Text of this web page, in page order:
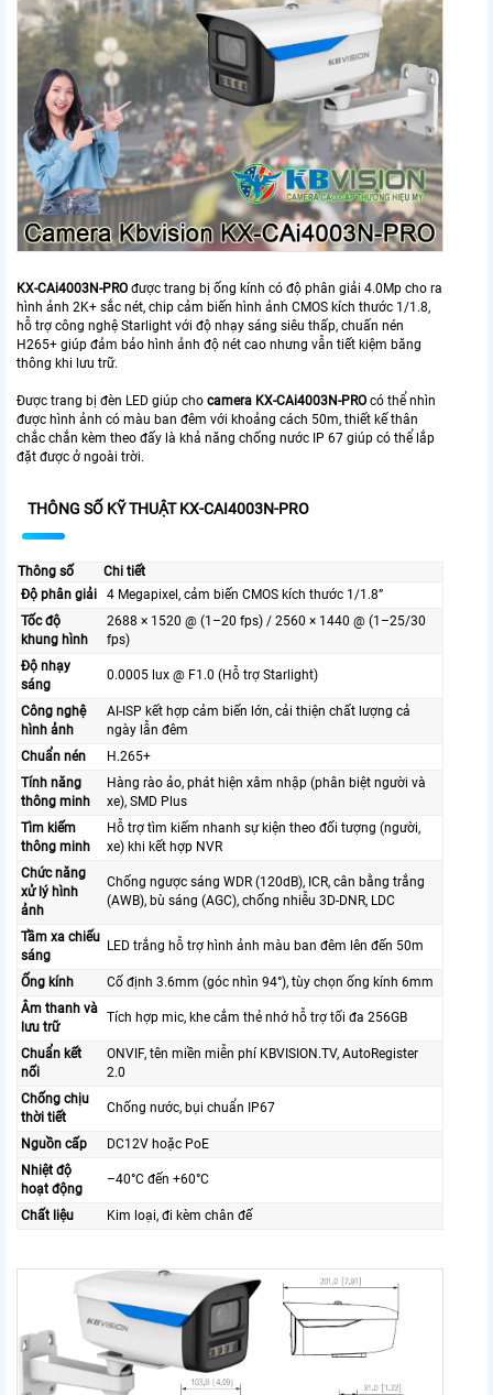
KX-CAi4003N-PRO được trang bị ống kính có độ phân giải 4.0Mp cho ra
hình ảnh 2K+ sắc nét, chip cảm biến hình ảnh CMOS kích thước 1/1.8,
hỗ trợ công nghệ Starlight với độ nhạy sáng siêu thấp, chuấn nén
H265+ giúp đảm bảo hình ảnh độ nét cao nhưng vẫn tiết kiệm băng
thông khi lưu trữ.
Được trang bị đèn LED giúp cho camera KX-CAi4003N-PRO có thể nhìn
được hình ảnh có màu ban đêm với khoảng cách 50m, thiết kế thân
chắc chắn kèm theo đấy là khả năng chống nước IP 67 giúp có thể lắp
đặt được ở ngoài trời.
THÔNG SỐ KỸ THUẬT KX-CAI4003N-PRO
Thông số
Chi tiết
Độ phân giải
4 Megapixel, cảm biến CMOS kích thước 1/1.8”
Tốc độ
khung hình
2688 × 1520 @ (1–20 fps) / 2560 × 1440 @ (1–25/30
fps)
Độ nhạy
sáng
0.0005 lux @ F1.0 (Hỗ trợ Starlight)
Công nghệ
hình ảnh
AI-ISP kết hợp cảm biến lớn, cải thiện chất lượng cả
ngày lẫn đêm
Chuẩn nén
H.265+
Tính năng
thông minh
Hàng rào ảo, phát hiện xâm nhập (phân biệt người và
xe), SMD Plus
Tìm kiếm
thông minh
Hỗ trợ tìm kiếm nhanh sự kiện theo đối tượng (người,
xe) khi kết hợp NVR
Chức năng
xử lý hình
ảnh
Chống ngược sáng WDR (120dB), ICR, cân bằng trắng
(AWB), bù sáng (AGC), chống nhiễu 3D-DNR, LDC
Tầm xa chiếu
sáng
LED trắng hỗ trợ hình ảnh màu ban đêm lên đến 50m
Ống kính
Cố định 3.6mm (góc nhìn 94°), tùy chọn ống kính 6mm
Âm thanh và
lưu trữ
Tích hợp mic, khe cắm thẻ nhớ hỗ trợ tối đa 256GB
Chuẩn kết
nối
ONVIF, tên miền miễn phí KBVISION.TV, AutoRegister
2.0
Chống chịu
thời tiết
Chống nước, bụi chuẩn IP67
Nguồn cấp
DC12V hoặc PoE
Nhiệt độ
hoạt động
–40°C đến +60°C
Chất liệu Kim loại, đi kèm chân đế